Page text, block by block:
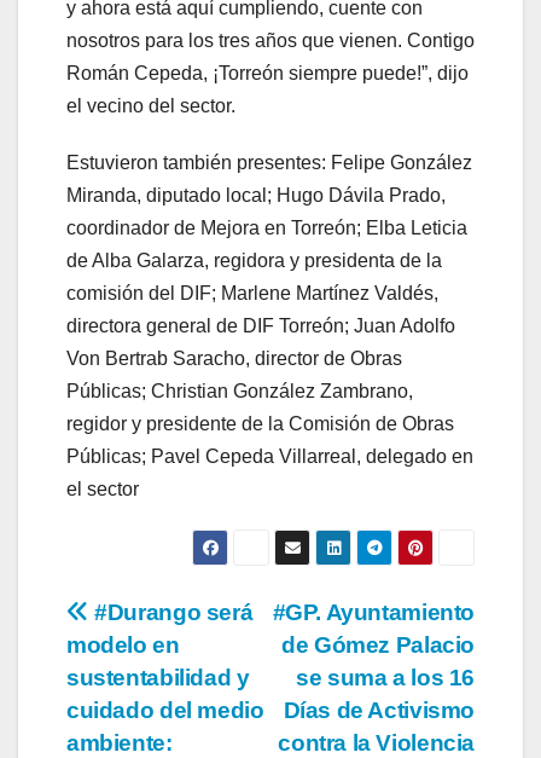
y ahora está aquí cumpliendo, cuente con
nosotros para los tres años que vienen. Contigo
Román Cepeda, ¡Torreón siempre puede!”, dijo
el vecino del sector.
Estuvieron también presentes: Felipe González
Miranda, diputado local; Hugo Dávila Prado,
coordinador de Mejora en Torreón; Elba Leticia
de Alba Galarza, regidora y presidenta de la
comisión del DIF; Marlene Martínez Valdés,
directora general de DIF Torreón; Juan Adolfo
Von Bertrab Saracho, director de Obras
Públicas; Christian González Zambrano,
regidor y presidente de la Comisión de Obras
Públicas; Pavel Cepeda Villarreal, delegado en
el sector
Navegación
de
entradas
#GP. Ayuntamiento
de Gómez Palacio
se suma a los 16
Días de Activismo
contra la Violencia
#Durango será
modelo en
sustentabilidad y
cuidado del medio
ambiente: